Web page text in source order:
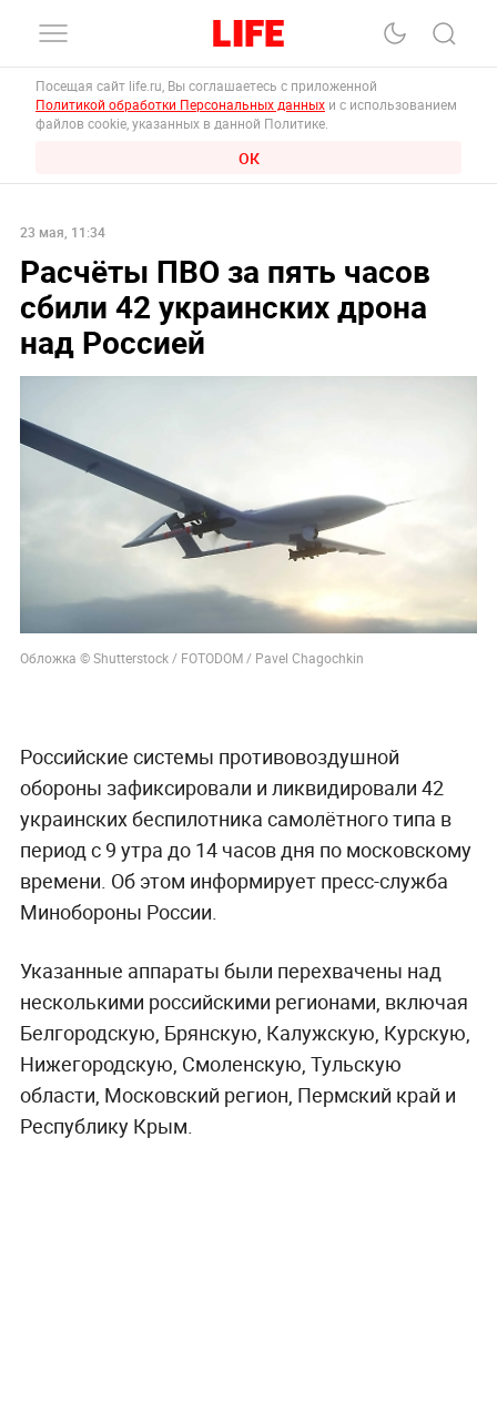
Посещая сайт life.ru, Вы соглашаетесь с приложенной
Политикой обработки Персональных данных и с использованием
файлов cookie, указанных в данной Политике.
ОК
23 мая, 11:34
Расчёты ПВО за пять часов
сбили 42 украинских дрона
над Россией
Обложка © Shutterstock / FOTODOM / Pavel Chagochkin
Российские системы противовоздушной
обороны зафиксировали и ликвидировали 42
украинских беспилотника самолётного типа в
период с 9 утра до 14 часов дня по московскому
времени. Об этом информирует пресс-служба
Минобороны России.
Указанные аппараты были перехвачены над
несколькими российскими регионами, включая
Белгородскую, Брянскую, Калужскую, Курскую,
Нижегородскую, Смоленскую, Тульскую
области, Московский регион, Пермский край и
Республику Крым.